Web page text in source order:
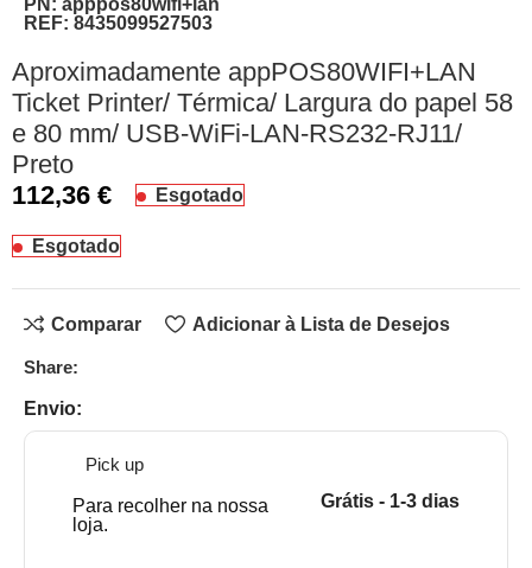
PN:apppos80wifi+lan
REF:8435099527503
Aproximadamente appPOS80WIFI+LAN
Ticket Printer/ Térmica/ Largura do papel 58
e 80 mm/ USB-WiFi-LAN-RS232-RJ11/
Preto
112,36€ Esgotado
Esgotado
Comparar Adicionar à Lista de Desejos
Share:
Envio:
Pick up
Para recolher na nossa
loja.
Grátis - 1-3 dias